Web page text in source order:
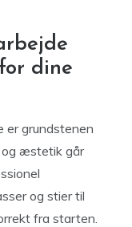
dine
er grundstenen
og æstetik går
og stier til
fra starten.